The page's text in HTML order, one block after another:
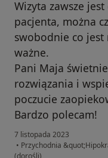
Wizyta zawsze
pacjenta, można
swobodnie co
ważne.
Pani Maja
rozwiązania i
poczucie
Bardzo polecam!
7 listopada 2023
• Przychodnia
(dorośli)